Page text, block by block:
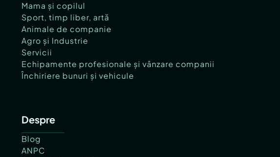
Mama și copilul
Sport, timp liber, artă
Animale de companie
Agro și Industrie
Servicii
Echipamente profesionale și vânzare companii
Închiriere bunuri și vehicule
Despre
Blog
ANPC